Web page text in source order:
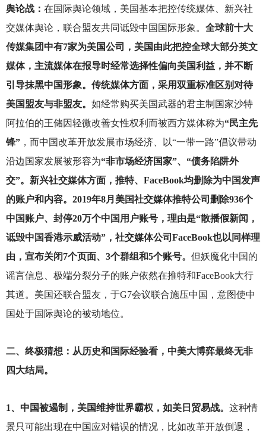
舆论战： 在国际舆论领域，美国基本把控传统媒体、新兴社
交媒体舆论，联合盟友共同诋毁中国国际形象。 全球前十大
传媒集团中有7家为美国公司，美国由此把控全球大部分英文
媒体，主流媒体在报导时经常选择性偏向美国利益，并不断
引导抹黑中国形象。传统媒体方面，采用双重标准区别对待
美国盟友与非盟友。 如经常购买美国武器的君主制国家沙特
阿拉伯的王储因轻微改善女性权利而被西方媒体称为“民主先
锋”，而中国改革开放发展市场经济、以“一带一路”倡议带动
沿边国家发展被形容为“非市场经济国家”、“债务陷阱外
交”。新兴社交媒体方面，推特、FaceBook均删除为中国发声
的账户和内容。2019年8月美国社交媒体推特公司删除936个
中国账户、封停20万个中国用户账号，理由是“散播假新闻，
诋毁中国香港示威活动”，社交媒体公司FaceBook也以同样理
由，宣布关闭7个页面、3个群组和5个账号。 但妖魔化中国的
谣言信息、极端分裂分子的账户依然在推特和FaceBook大行
其道。美国还联合盟友，于G7会议联合施压中国，意图使中
国处于国际舆论的被动地位。
二、终极猜想：从历史和国际经验看，中美大博弈最终无非
四大结局。
1、中国被遏制，美国维持世界霸权，如美日贸易战。 这种情
景只可能出现在中国应对错误的情况，比如改革开放倒退，